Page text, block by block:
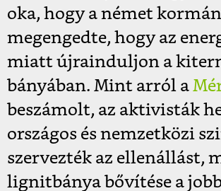
oka, hogy a német
megengedte, hogy az
miatt újrainduljon a
bányában. Mint arról a
beszámolt, az aktivisták
országos és nemzetközi
szervezték az ellenállást,
lignitbánya bővítése a